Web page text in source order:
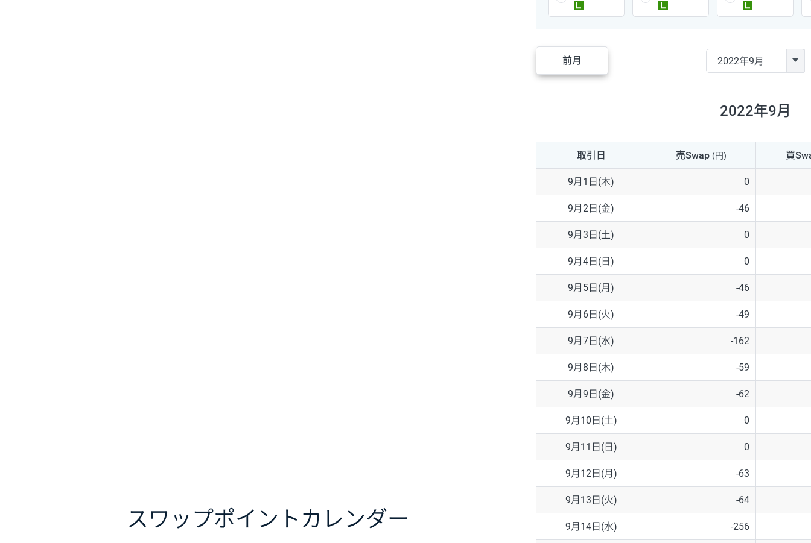
スワップポイント カレンダー
HUF/JPY 16円
ZAR/JPY 130円
MXN/JPY 140円
AUD/USD
NZD/USD 41円
EUR/GBP 71円
EUR/AUD 103円
GBP/AUD 43円
AUD/NZD 66円
EUR/CHF 111円
GBP/CHF 220円
USD/CHF 160円
※2026/6/30の当社のスワップポイントおよび、同日の為替レートに
※取引証拠金は同日の当社為替レート（ニューヨーククローズ・MIDレ
※ハンガリーフォリント/円と南アフリカランド/円とメキシコペソ/
前月
2022年9月
取引日 売Swap (円) 買
9月1日(木) 0
9月2日(金) -46
9月3日(土) 0
9月4日(日) 0
9月5日(月) -46
9月6日(火) -49
9月7日(水) -162
9月8日(木) -59
9月9日(金) -62
9月10日(土) 0
9月11日(日) 0
9月12日(月) -63
9月13日(火) -64
9月14日(水) -256